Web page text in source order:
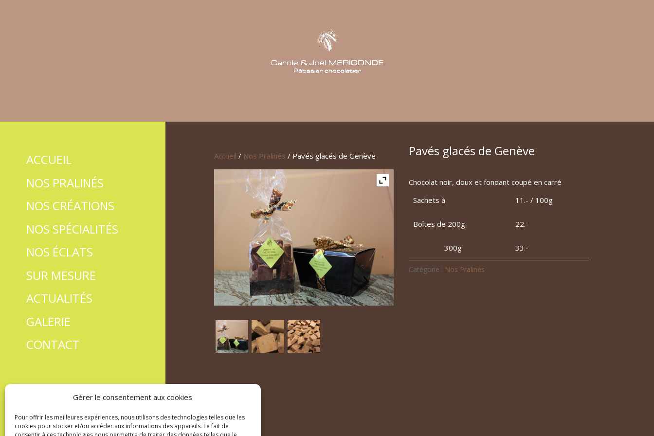
Gérer le consentement aux cookies
Pour offrir les meilleures expériences, nous utilisons des technologies telles que les
cookies pour stocker et/ou accéder aux informations des appareils. Le fait de
Accueil / Nos Pralinés / Pavés glacés de Genève Pavés glacés de Genève
Chocolat noir, doux et fondant coupé en carré
Sachets à
11.- / 100g
Boîtes de 200g 22.-
300g 33.-
Catégorie : Nos Pralinés
ACCUEIL
NOS PRALINÉS
NOS CRÉATIONS
NOS SPÉCIALITÉS
NOS ÉCLATS
SUR MESURE
ACTUALITÉS
GALERIE
CONTACT